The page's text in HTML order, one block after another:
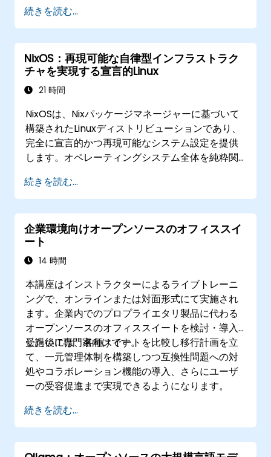
続きを読む...
NixOS：再現可能な自律型インフラストラク
チャを実現する宣言的Linux
21 時間
NixOSは、Nixパッケージマネージャーに基づいて
構築されたLinuxディストリビューションであり、
完全に宣言的かつ再現可能なシステム設定を提供
します。オペレーティングシステム全体を純粋関
り、アトミックロールバックも可能となるため、
監査が必要で正確に再現できなければならない自
律型インフラストラクチャに最適です。
続きを読む...
企業環境向けオープンソースのオフィススイ
ート
14 時間
本講座はインストラクターによるライブトレーニ
ングで、オンラインまたは対面形式にて実施され
ます。企業内でのプロプライエタリ製品に代わる
オープンソースのオフィススイートを検討・導入
したいIT専門家向けです。
受講後には、各種スイートを比較し移行計画を立
て、一元管理体制を構築しつつ互換性問題への対
処やコラボレーション機能の導入、さらにユーザ
ーの受容促進まで実現できるようになります。
続きを読む...